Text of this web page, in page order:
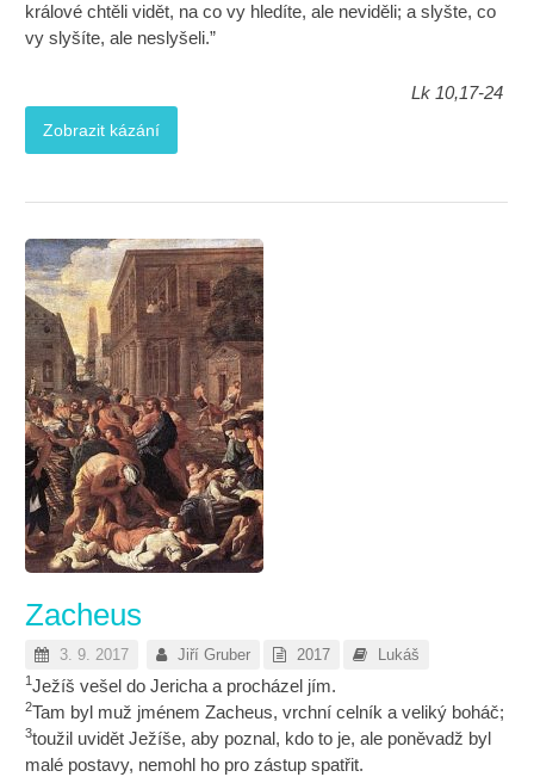
králové chtěli vidět, na co vy hledíte, ale neviděli; a slyšte, co
vy slyšíte, ale neslyšeli.”
Lk 10,17-24
Zobrazit kázání
Zacheus
3. 9. 2017 Jiří Gruber 2017 Lukáš
1 Ježíš vešel do Jericha a procházel jím.
2Tam byl muž jménem Zacheus, vrchní celník a veliký boháč;
3toužil uvidět Ježíše, aby poznal, kdo to je, ale poněvadž byl
malé postavy, nemohl ho pro zástup spatřit.